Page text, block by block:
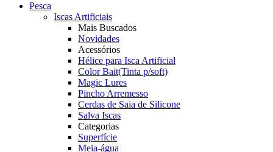
Pesca
Iscas Artificiais
Mais Buscados
Novidades
Acessórios
Hélice para Isca Artificial
Color Bait(Tinta p/soft)
Magic Lures
Pincho Arremesso
Cerdas de Saia de Silicone
Salva Iscas
Categorias
Superfície
Meia-água